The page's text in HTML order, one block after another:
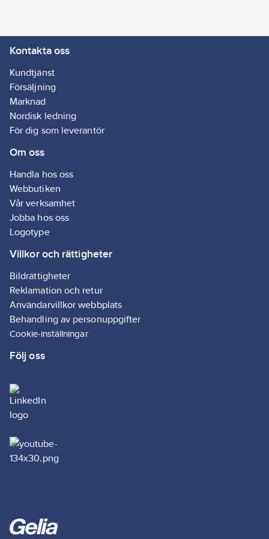
offentliga byggnader
och processindustrier.
Artikelnr: 43802064
Lev.
artikelnr:
Ean
7612207251517
Materialklass
Kontakta oss
Kundtjänst
Försäljning
Marknad
Nordisk ledning
För dig som leverantör
Om oss
Handla hos oss
Webbutiken
Vår verksamhet
Jobba hos oss
Logotype
Villkor och rättigheter
Bildrättigheter
Reklamation och retur
Användarvillkor webbplats
Behandling av personuppgifter
Cookie-inställningar
Följ oss